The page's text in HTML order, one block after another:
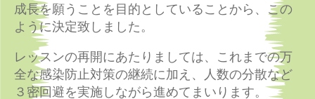
成長を願うことを目的としていることから、この
ように決定致しました。
レッスンの再開にあたりましては、これまでの万
全な感染防止対策の継続に加え、人数の分散など
３密回避を実施しながら進めてまいります。